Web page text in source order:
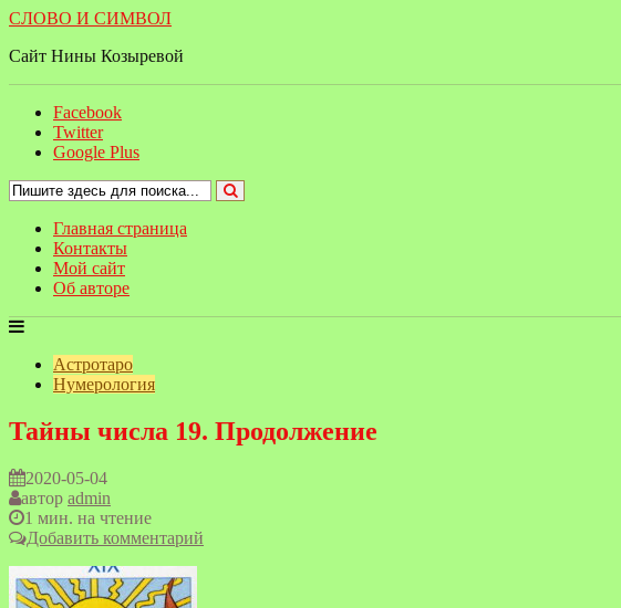
СЛОВО И СИМВОЛ
Сайт Нины Козыревой
Facebook
Twitter
Google Plus
Главная страница
Контакты
Мой сайт
Об авторе
Астротаро
Нумерология
Тайны числа 19. Продолжение
2020-05-04
автор admin
1 мин. на чтение
Добавить комментарий